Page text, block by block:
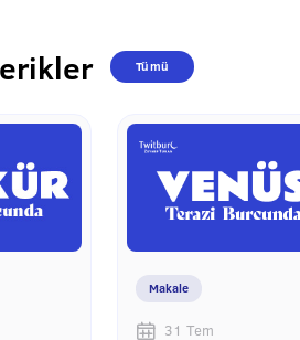
Tümü
Makale
31 Tem